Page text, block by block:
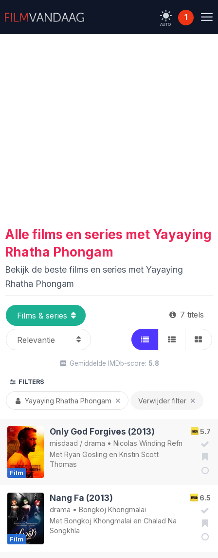
AUTO
1
Alle films en series met Yayaying
Rhatha Phongam
Bekijk de beste films en series met Yayaying
Rhatha Phongam
7 titels
Gemiddelde IMDb-score: 5.8
FILTERS
Yayaying Rhatha Phongam ✕ Verwijder filter ✕
Film
5.7
Only God Forgives (2013)
misdaad / drama • Nicolas Winding Refn
Met Ryan Gosling en Kristin Scott
Thomas
Film
6.5
Nang Fa (2013)
drama • Bongkoj Khongmalai
Met Bongkoj Khongmalai en Chalad Na
Songkhla